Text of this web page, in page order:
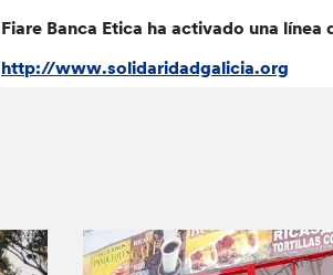
Fiare Banca Etica ha activado una
http://www.solidaridadgalicia.org